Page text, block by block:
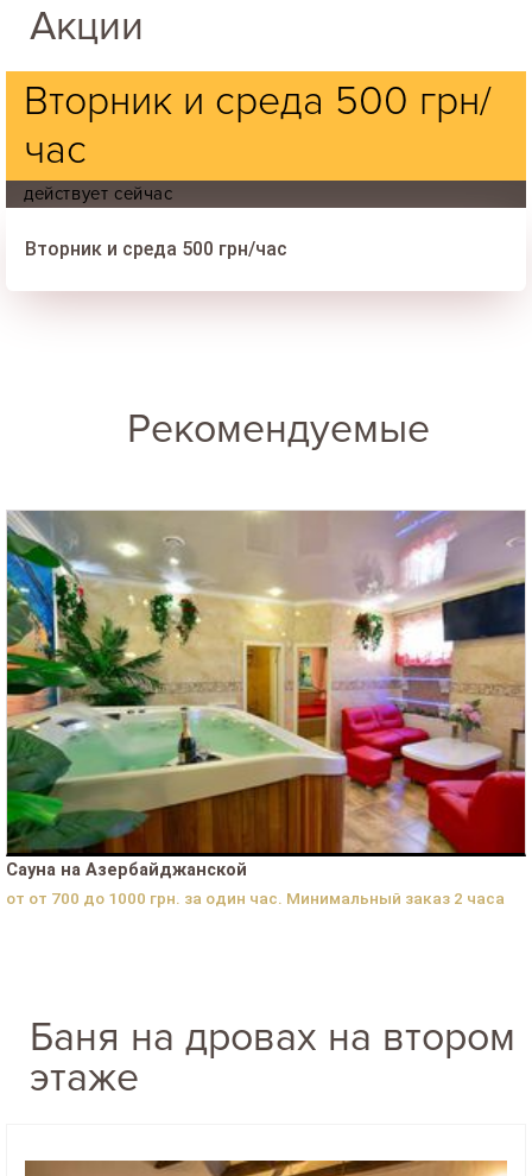
Акции
Вторник и среда 500 грн/
час
действует сейчас
Вторник и среда 500 грн/час
Рекомендуемые
Сауна на Азербайджанской
от от 700 до 1000 грн. за один час. Минимальный заказ 2 часа
Баня на дровах на втором
этаже